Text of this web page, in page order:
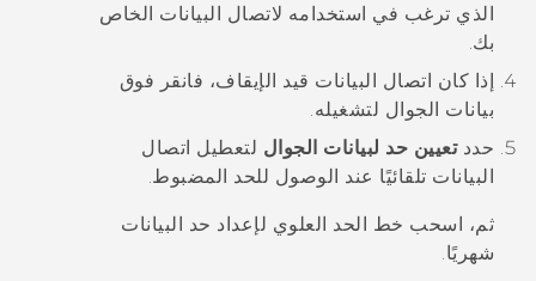
الذي ترغب في استخدامه لاتصال البيانات الخاص
بك.
إذا كان اتصال البيانات قيد الإيقاف، فانقر فوق
بيانات الجوال لتشغيله.
حددتعيين حد لبيانات الجوال لتعطيل اتصال
البيانات تلقائيًا عند الوصول للحد المضبوط.
ثم، اسحب خط الحد العلوي لإعداد حد البيانات
شهريًا.